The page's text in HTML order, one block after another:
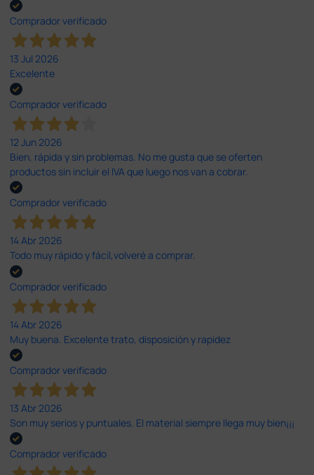
Comprador verificado
13 Jul 2026
Excelente
Comprador verificado
12 Jun 2026
Bien, rápida y sin problemas. No me gusta que se oferten
productos sin incluir el IVA que luego nos van a cobrar.
Comprador verificado
14 Abr 2026
Todo muy rápido y fácil,volveré a comprar.
Comprador verificado
14 Abr 2026
Muy buena. Excelente trato, disposición y rapidez
Comprador verificado
13 Abr 2026
Son muy serios y puntuales. El material siempre llega muy bien¡¡¡
Comprador verificado